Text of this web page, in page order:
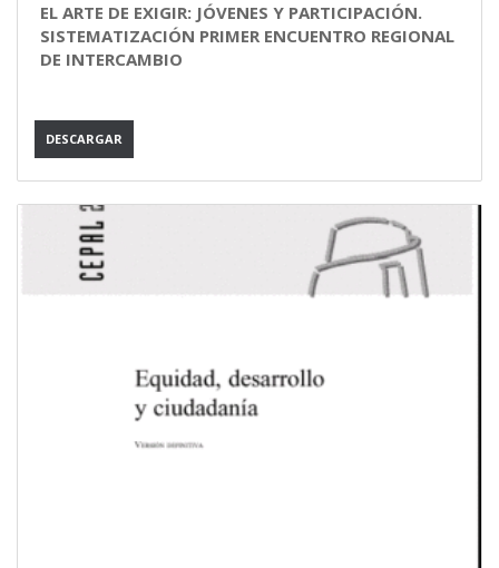
EL ARTE DE EXIGIR: JÓVENES Y PARTICIPACIÓN.
SISTEMATIZACIÓN PRIMER ENCUENTRO REGIONAL
DE INTERCAMBIO
DESCARGAR